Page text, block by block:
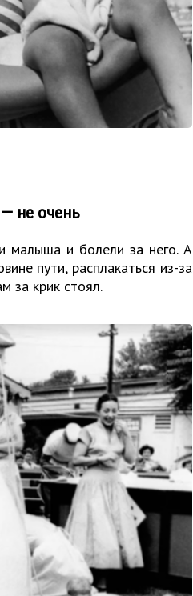
не очень
малыша и болели за него. А
пути, расплакаться из-за
за крик стоял.